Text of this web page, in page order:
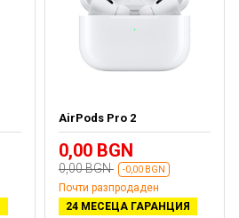
AirPods Pro 2
0,00 BGN
0,00 BGN -0,00 BGN
Почти разпродаден
24 МЕСЕЦА ГАРАНЦИЯ